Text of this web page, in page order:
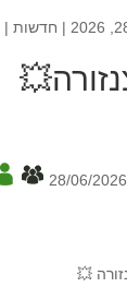
| חדשות|
28/06/2026
💥